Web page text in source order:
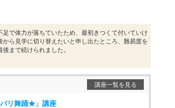
足で体力が落ちていたため、最初きつくて付いていけ
から見学に切り替えたいと申し出たところ、難易度を
まで続けられました。
講座一覧を見る
リ舞踊★」講座